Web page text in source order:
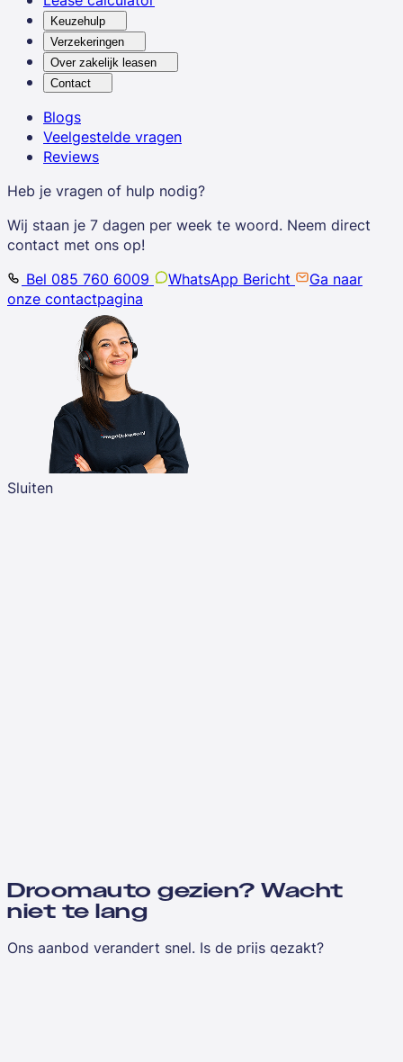
Keuzehulp
Verzekeringen
Over zakelijk leasen
Contact
Blogs
Veelgestelde vragen
Reviews
Heb je vragen of hulp nodig?
Wij staan je 7 dagen per week te woord. Neem direct
contact met ons op!
Bel 085 760 6009
WhatsApp Bericht
Ga naar
onze contactpagina
Sluiten
Droomauto gezien? Wacht
niet te lang
Ons aanbod verandert snel. Is de prijs gezakt?